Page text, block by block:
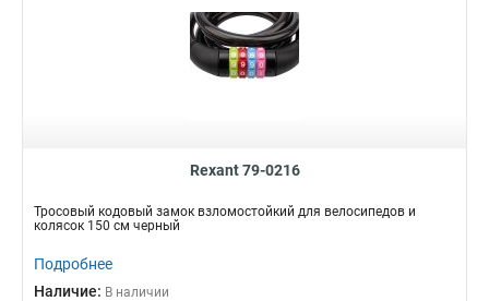
Rexant 79-0216
Тросовый кодовый замок взломостойкий для велосипедов и
колясок 150 см черный
Подробнее
Наличие: В наличии